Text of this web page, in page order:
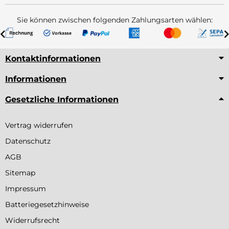
Sie können zwischen folgenden Zahlungsarten wählen:
Kontaktinformationen
Informationen
Gesetzliche Informationen
Vertrag widerrufen
Datenschutz
AGB
Sitemap
Impressum
Batteriegesetzhinweise
Widerrufsrecht